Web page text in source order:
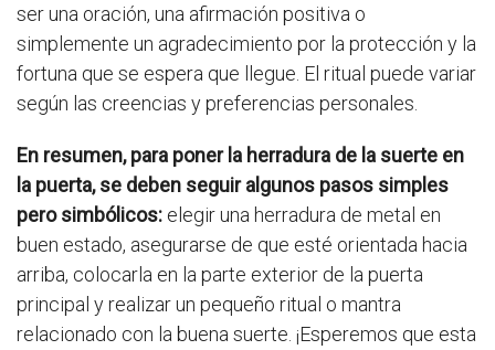
ser una oración, una afirmación positiva o
simplemente un agradecimiento por la protección y la
fortuna que se espera que llegue. El ritual puede variar
según las creencias y preferencias personales.
En resumen, para poner la herradura de la suerte en
la puerta, se deben seguir algunos pasos simples
pero simbólicos: elegir una herradura de metal en
buen estado, asegurarse de que esté orientada hacia
arriba, colocarla en la parte exterior de la puerta
principal y realizar un pequeño ritual o mantra
relacionado con la buena suerte. ¡Esperemos que esta